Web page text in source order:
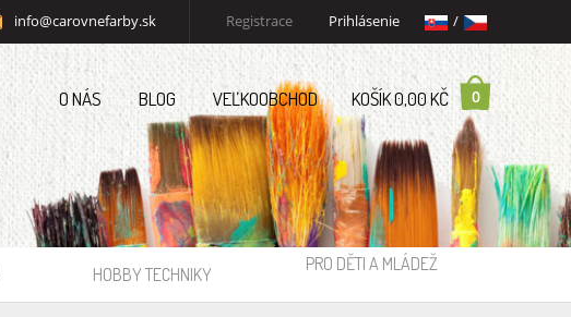
info@carovnefarby.sk Registrace Prihlásenie /
KOŠÍK 0,00 KČ 0
O NÁS BLOG VEĽKOOBCHOD
HOBBY TECHNIKY PRO DĚTI A MLÁDEŽ